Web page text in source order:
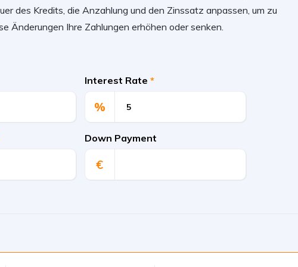
des Kredits, die Anzahlung und den Zinssatz anpassen, um zu
Änderungen Ihre Zahlungen erhöhen oder senken.
Interest Rate *
%
Down Payment
€